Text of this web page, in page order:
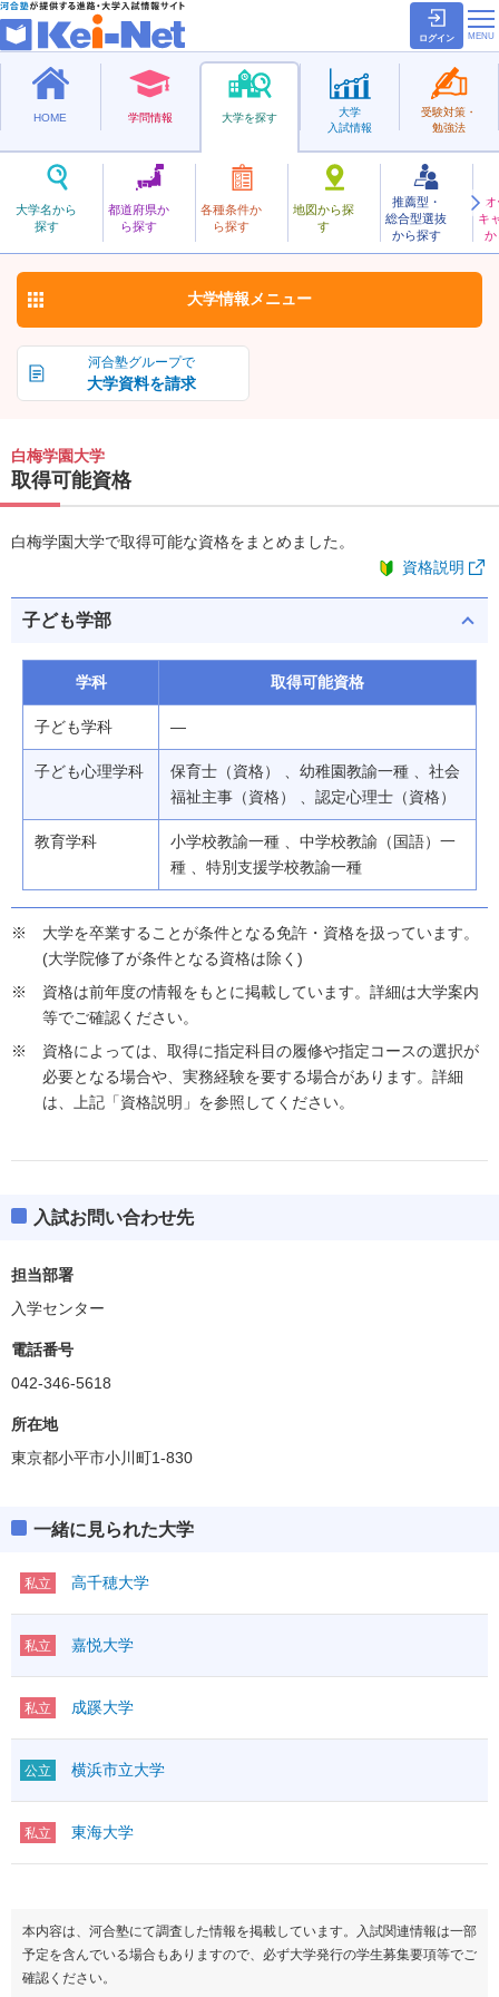
ログイン
HOME 学問情報 大学を探す
大学名から
探す
都道府県か
ら探す
各種条件か
ら探す
地図から探
す
推薦型・
総合型選抜
から探す
キ
か
大学
入試情報
受験対策・
勉強法
私立
しらうめがくえん
白梅学園大学 お気に入り
河合塾グループで
大学資料を請求
大学情報 メニュー
白梅学園大学
取得可能資格
白梅学園大学で取得可能な資格をまとめました。
資格説明
子ども学部
学科 取得可能資格
子ども学科 ―
子ども心理学科
保育士（資格） 、幼稚園教諭一種 、社会
福祉主事（資格） 、認定心理士（資格）
教育学科
小学校教諭一種 、中学校教諭（国語）一
種 、特別支援学校教諭一種
大学を卒業することが条件となる免許・資格を扱っています。
(大学院修了が条件となる資格は除く)
資格は前年度の情報をもとに掲載しています。詳細は大学案内
等でご確認ください。
資格によっては、取得に指定科目の履修や指定コースの選択が
必要となる場合や、実務経験を要する場合があります。詳細
は、上記「資格説明」を参照してください。
入試お問い合わせ先
担当部署
入学センター
電話番号
042-346-5618
所在地
東京都小平市小川町1-830
一緒に見られた大学
私立 高千穂大学
私立 嘉悦大学
私立 成蹊大学
公立 横浜市立大学
私立 東海大学
本内容は、河合塾にて調査した情報を掲載しています。入試関連情報は一部
予定を含んでいる場合もありますので、必ず大学発行の学生募集要項等でご
確認ください。